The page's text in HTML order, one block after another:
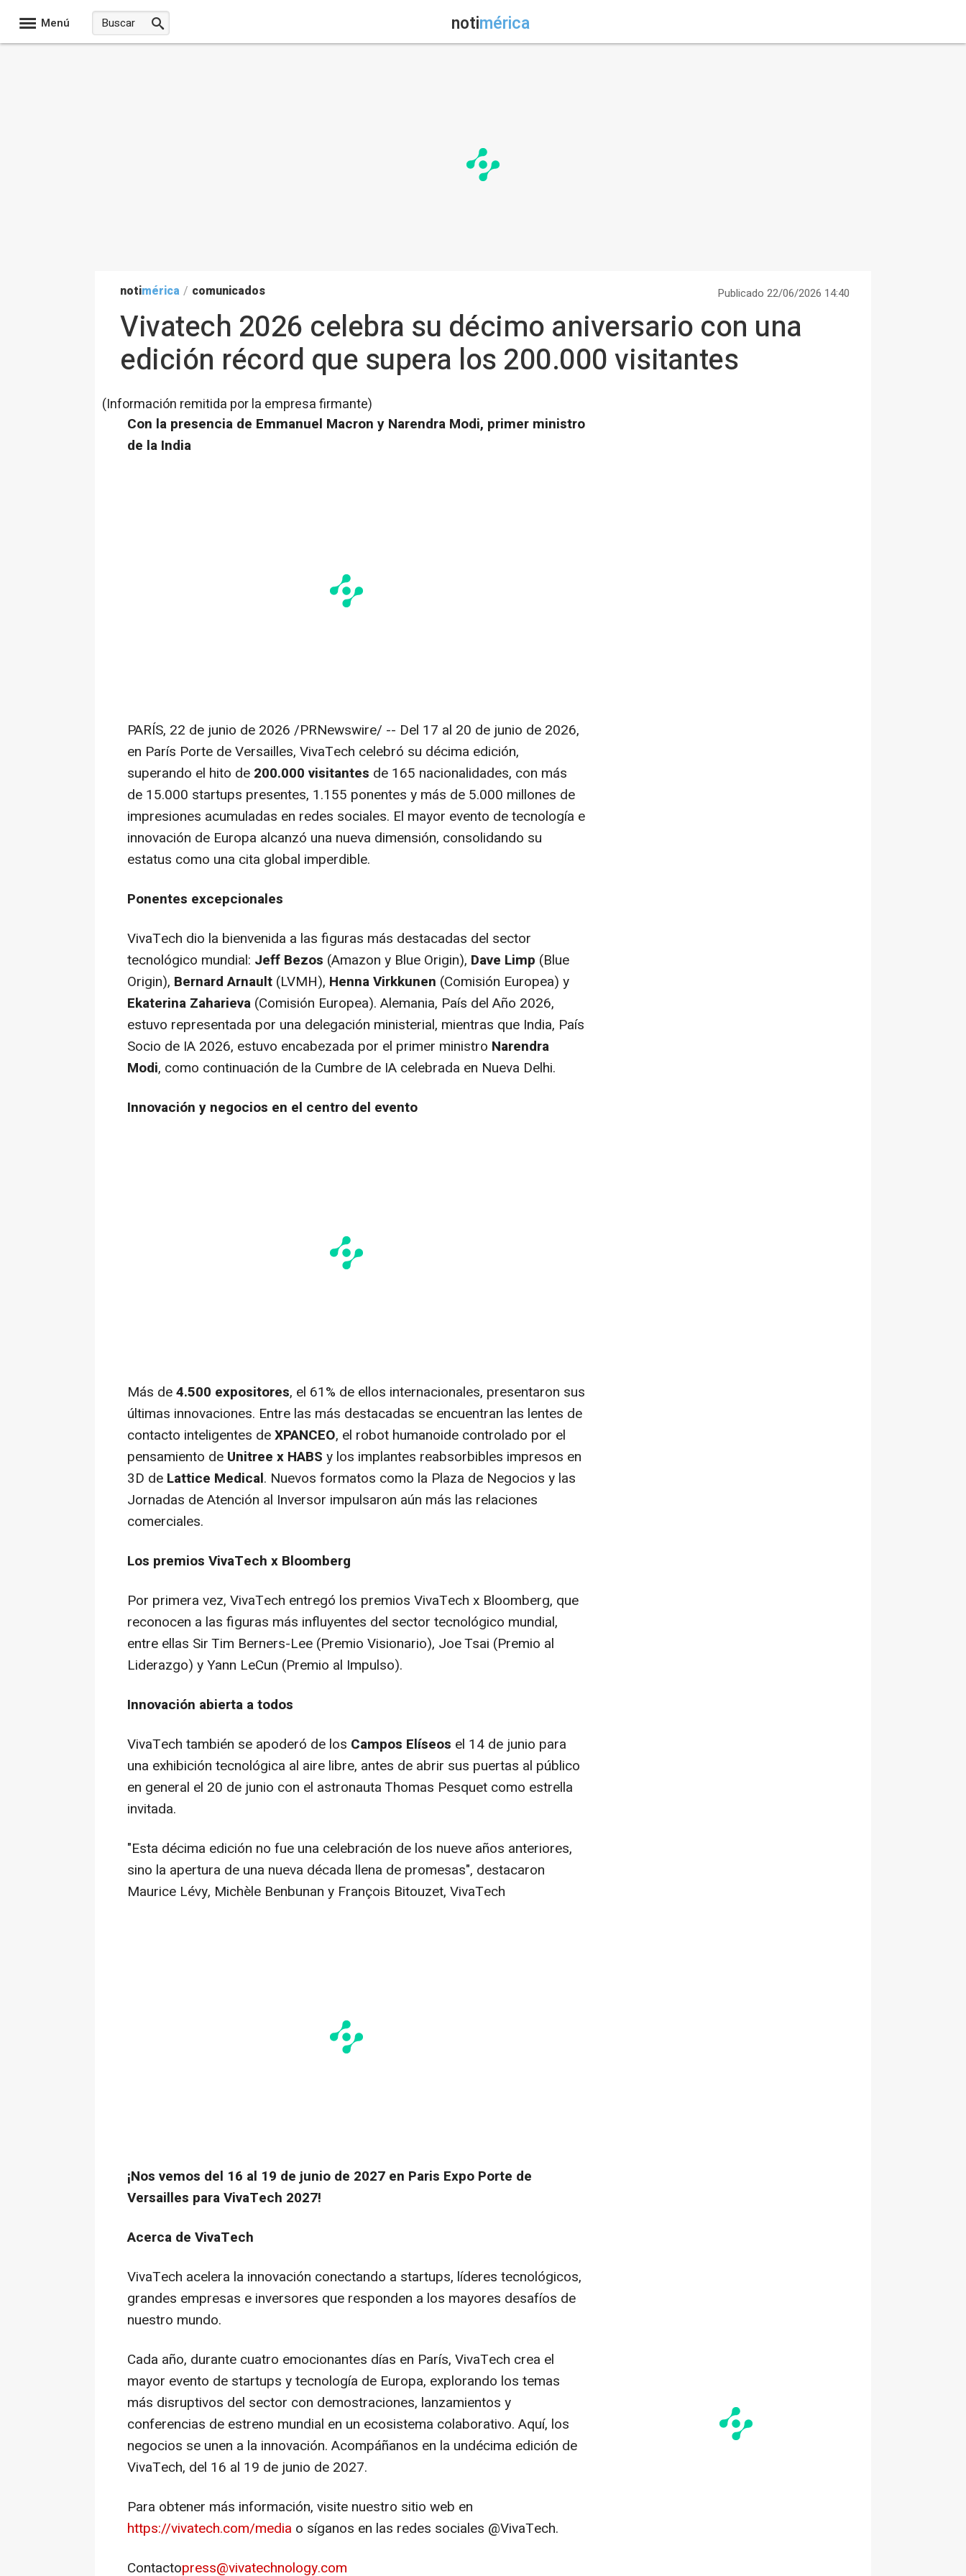
Menú notimérica
notimérica / comunicados Publicado 22/06/2026 14:40
Vivatech 2026 celebra su décimo aniversario con una
edición récord que supera los 200.000 visitantes
(Información remitida por la empresa firmante)
Con la presencia de Emmanuel Macron y Narendra Modi, primer ministro
de la India
PARÍS, 22 de junio de 2026 /PRNewswire/ -- Del 17 al 20 de junio de 2026,
en París Porte de Versailles, VivaTech celebró su décima edición,
superando el hito de 200.000 visitantes de 165 nacionalidades, con más
de 15.000 startups presentes, 1.155 ponentes y más de 5.000 millones de
impresiones acumuladas en redes sociales. El mayor evento de tecnología e
innovación de Europa alcanzó una nueva dimensión, consolidando su
estatus como una cita global imperdible.
Ponentes excepcionales
VivaTech dio la bienvenida a las figuras más destacadas del sector
tecnológico mundial: Jeff Bezos (Amazon y Blue Origin), Dave Limp (Blue
Origin), Bernard Arnault (LVMH), Henna Virkkunen (Comisión Europea) y
Ekaterina Zaharieva (Comisión Europea). Alemania, País del Año 2026,
estuvo representada por una delegación ministerial, mientras que India, País
Socio de IA 2026, estuvo encabezada por el primer ministro Narendra
Modi, como continuación de la Cumbre de IA celebrada en Nueva Delhi.
Innovación y negocios en el centro del evento
Más de4.500 expositores, el 61% de ellos internacionales, presentaron sus
últimas innovaciones. Entre las más destacadas se encuentran las lentes de
contacto inteligentes deXPANCEO, el robot humanoide controlado por el
pensamiento de Unitree x HABS y los implantes reabsorbibles impresos en
3D de Lattice Medical. Nuevos formatos como la Plaza de Negocios y las
Jornadas de Atención al Inversor impulsaron aún más las relaciones
comerciales.
Los premios VivaTech x Bloomberg
Por primera vez, VivaTech entregó los premios VivaTech x Bloomberg, que
reconocen a las figuras más influyentes del sector tecnológico mundial,
entre ellas Sir Tim Berners-Lee (Premio Visionario), Joe Tsai (Premio al
Liderazgo) y Yann LeCun (Premio al Impulso).
Innovación abierta a todos
VivaTech también se apoderó de los Campos Elíseos el 14 de junio para
una exhibición tecnológica al aire libre, antes de abrir sus puertas al público
en general el 20 de junio con el astronauta Thomas Pesquet como estrella
invitada.
"Esta décima edición no fue una celebración de los nueve años anteriores,
sino la apertura de una nueva década llena de promesas", destacaron
Maurice Lévy, Michèle Benbunan y François Bitouzet, VivaTech
¡Nos vemos del 16 al 19 de junio de 2027 en Paris Expo Porte de
Versailles para VivaTech 2027!
Acerca de VivaTech
VivaTech acelera la innovación conectando a startups, líderes tecnológicos,
grandes empresas e inversores que responden a los mayores desafíos de
nuestro mundo.
Cada año, durante cuatro emocionantes días en París, VivaTech crea el
mayor evento de startups y tecnología de Europa, explorando los temas
más disruptivos del sector con demostraciones, lanzamientos y
conferencias de estreno mundial en un ecosistema colaborativo. Aquí, los
negocios se unen a la innovación. Acompáñanos en la undécima edición de
VivaTech, del 16 al 19 de junio de 2027.
Para obtener más información, visite nuestro sitio web en
https://vivatech.com/media o síganos en las redes sociales @VivaTech.
Contactopress@vivatechnology.com